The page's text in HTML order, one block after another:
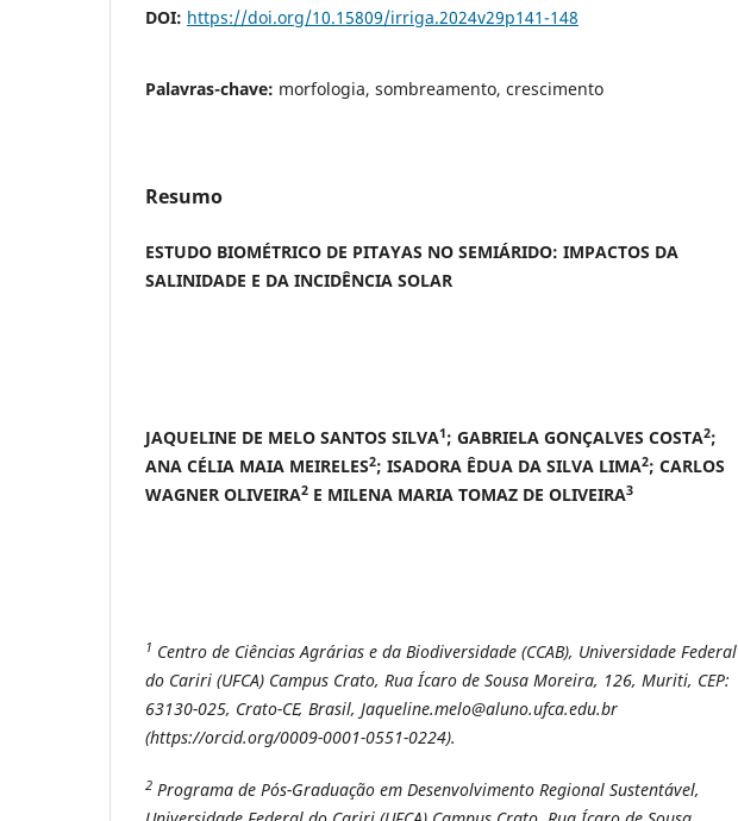
DOI: https://doi.org/10.15809/irriga.2024v29p141-148
Palavras-chave: morfologia, sombreamento, crescimento
Resumo
ESTUDO BIOMÉTRICO DE PITAYAS NO SEMIÁRIDO: IMPACTOS DA
SALINIDADE E DA INCIDÊNCIA SOLAR
JAQUELINE DE MELO SANTOS SILVA1; GABRIELA GONÇALVES COSTA2;
ANA CÉLIA MAIA MEIRELES2; ISADORA ÊDUA DA SILVA LIMA2; CARLOS
WAGNER OLIVEIRA2 E MILENA MARIA TOMAZ DE OLIVEIRA3
1 Centro de Ciências Agrárias e da Biodiversidade (CCAB), Universidade Federal
do Cariri (UFCA) Campus Crato, Rua Ícaro de Sousa Moreira, 126, Muriti, CEP:
63130-025, Crato-CE, Brasil, Jaqueline.melo@aluno.ufca.edu.br
(https://orcid.org/0009-0001-0551-0224).
2 Programa de Pós-Graduação em Desenvolvimento Regional Sustentável,